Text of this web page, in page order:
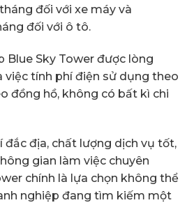
đối với xe máy và
đối với ô tô.
Blue Sky Tower được lòng
việc tính phí điện sử dụng theo
đồng hồ, không có bất kì chi
đắc địa, chất lượng dịch vụ tốt,
gian làm việc chuyên
chính là lựa chọn không thể
nghiệp đang tìm kiếm một